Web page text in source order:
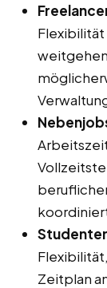
Zeitplan